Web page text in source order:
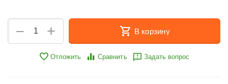
+
− В корзину
Отложить Сравнить Задать вопрос